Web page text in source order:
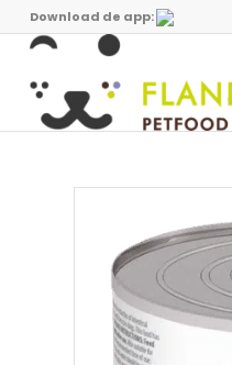
Download de app: